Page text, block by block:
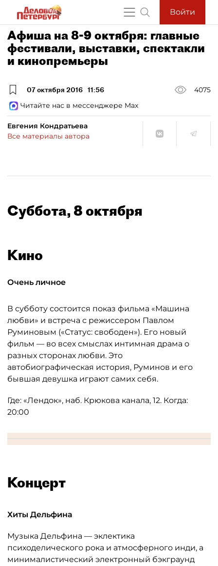
Войти
Афиша на 8-9 октября: главные
фестивали, выставки, спектакли
и кинопремьеры
07 октября 2016 11:56
4075
Читайте нас в мессенджере Max
Евгения Кондратьева
Все материалы автора
Суббота, 8 октября
Кино
Очень личное
В субботу состоится показ фильма «Машина
любви» и встреча с режиссером Павлом
Руминовым («Статус: свободен»). Его новый
фильм — во всех смыслах интимная драма о
разных сторонах любви. Это
автобиографическая история, Руминов и его
бывшая девушка играют самих себя.
Где: «Лендок», наб. Крюкова канала, 12. Когда:
20:00
Концерт
Хиты Дельфина
Музыка Дельфина — эклектика
психоделического рока и атмосферного инди, а
минималистический электронный бэкграунд